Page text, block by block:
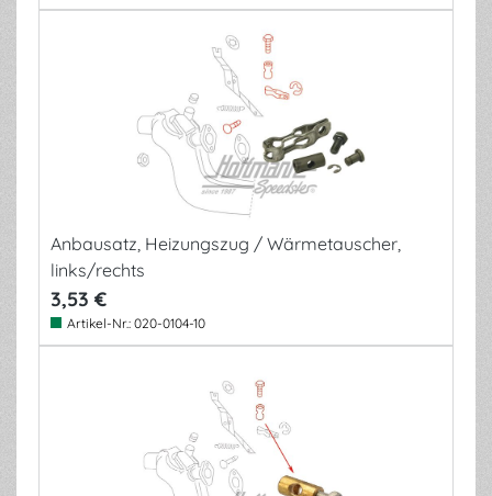
Anbausatz, Heizungszug / Wärmetauscher,
links/rechts
3,53 €
Artikel-Nr.: 020-0104-10